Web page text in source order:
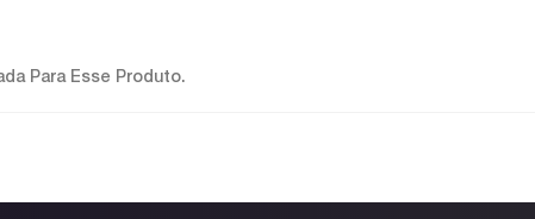
Para Esse Produto.